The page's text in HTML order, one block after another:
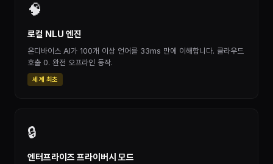
🧠
로컬 NLU 엔진
온디바이스 AI가 100개 이상 언어를 33ms 만에 이해합니다. 클라우드
호출 0. 완전 오프라인 동작.
세계 최초
🔒
엔터프라이즈 프라이버시 모드